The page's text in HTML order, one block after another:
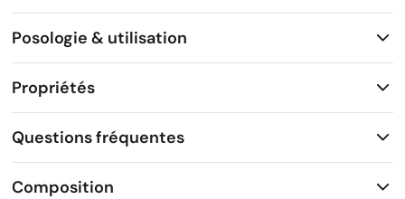
Posologie & utilisation
Propriétés
Questions fréquentes
Composition